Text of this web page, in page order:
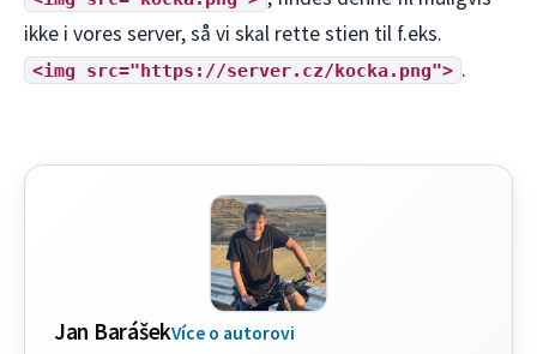
ikke i vores server, så vi skal rette stien til f.eks.
<img src="https://server.cz/kocka.png"> .
Jan BarášekVíce o autorovi